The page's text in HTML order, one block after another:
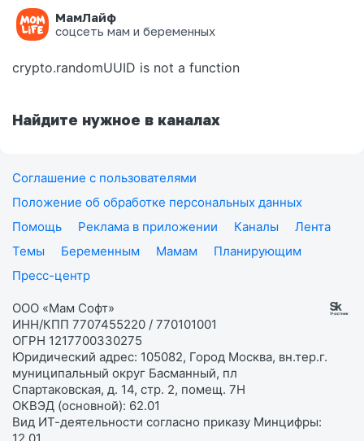
МамЛайф
соцсеть мам и беременных
Ошибка на странице
crypto.randomUUID is not a function
Найдите нужное в каналах
Соглашение с пользователями
Положение об обработке персональных данных
Помощь
Реклама в приложении Каналы
Лента
Темы
Беременным Мамам
Планирующим
Пресс-центр
ООО «Мам Софт»
ИНН/КПП 7707455220 / 770101001
ОГРН 1217700330275
Юридический адрес: 105082, Город Москва, вн.тер.г.
муниципальный округ Басманный, пл
Спартаковская, д. 14, стр. 2, помещ. 7Н
ОКВЭД (основной): 62.01
Вид ИТ-деятельности согласно приказу Минцифры: